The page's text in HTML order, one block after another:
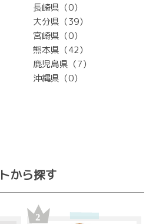
長崎県（0）
大分県（39）
宮崎県（0）
熊本県（42）
鹿児島県（7）
沖縄県（0）
から探す